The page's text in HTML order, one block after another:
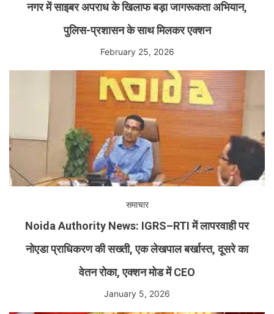
नगर में साइबर अपराध के खिलाफ बड़ा जागरूकता अभियान,
पुलिस-प्रशासन के साथ मिलकर एक्शन
February 25, 2026
समाचार
Noida Authority News: IGRS–RTI में लापरवाही पर
नोएडा प्राधिकरण की सख्ती, एक लेखपाल बर्खास्त, दूसरे का
वेतन रोका, एक्शन मोड में CEO
January 5, 2026